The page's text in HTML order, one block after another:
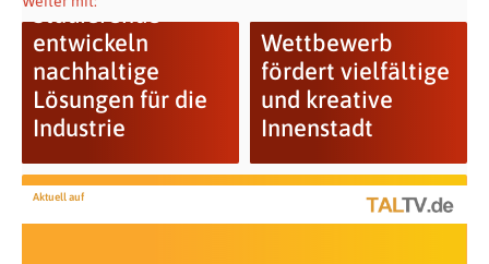
Studierende
entwickeln
nachhaltige
Lösungen für die
Industrie
Wettbewerb
fördert vielfältige
und kreative
Innenstadt
Aktuell auf